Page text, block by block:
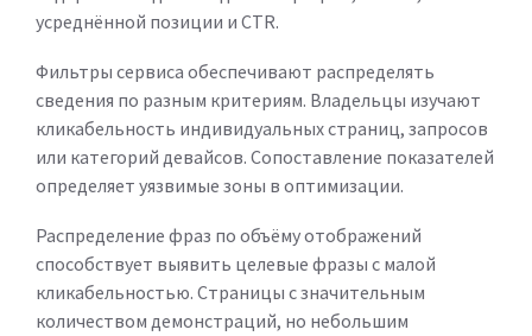
усреднённой позиции и CTR.
Фильтры сервиса обеспечивают распределять
сведения по разным критериям. Владельцы изучают
кликабельность индивидуальных страниц, запросов
или категорий девайсов. Сопоставление показателей
определяет уязвимые зоны в оптимизации.
Распределение фраз по объёму отображений
способствует выявить целевые фразы с малой
кликабельностью. Страницы с значительным
количеством демонстраций, но небольшим